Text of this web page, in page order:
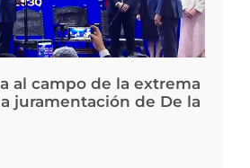
al campo de la extrema
juramentación de De la